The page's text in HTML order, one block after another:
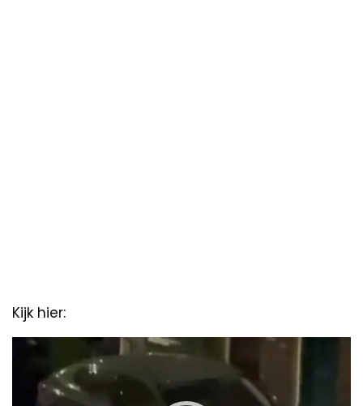
Kijk hier:
Video